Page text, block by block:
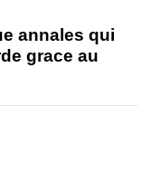
annales qui
grace au